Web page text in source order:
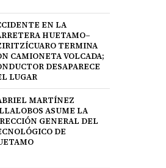
EN LA
HUETAMO–
TERMINA
CAMIONETA VOLCADA;
DESAPARECE
LUGAR
MARTÍNEZ
ASUME LA
GENERAL DEL
DE